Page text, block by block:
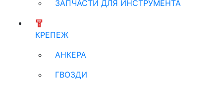
ЗАПЧАСТИ ДЛЯ ИНСТРУМЕНТА
КРЕПЕЖ
АНКЕРА
ГВОЗДИ